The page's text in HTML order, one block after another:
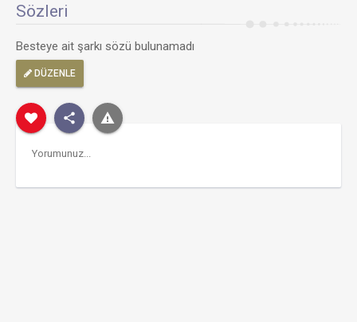
Sözleri
Besteye ait şarkı sözü bulunamadı
DÜZENLE